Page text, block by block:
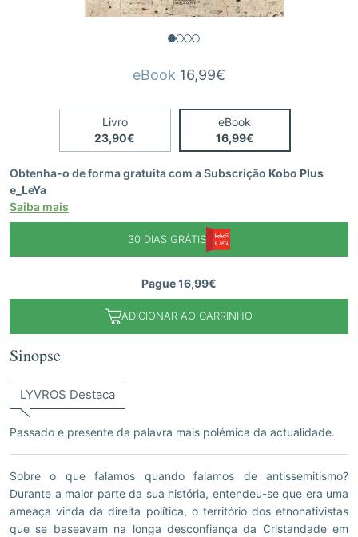
eBook 16,99€
Livro
23,90€
eBook
16,99€
Obtenha-o de forma gratuita com a Subscrição Kobo Plus
e_LeYa
Saiba mais
30 DIAS GRÁTIS
Pague 16,99€
ADICIONAR AO CARRINHO
Sinopse
LYVROS Destaca
Passado e presente da palavra mais polémica da actualidade.
Sobre o que falamos quando falamos de antissemitismo?
Durante a maior parte da sua história, entendeu-se que era uma
ameaça vinda da direita política, o território dos etnonativistas
que se baseavam na longa desconfiança da Cristandade em